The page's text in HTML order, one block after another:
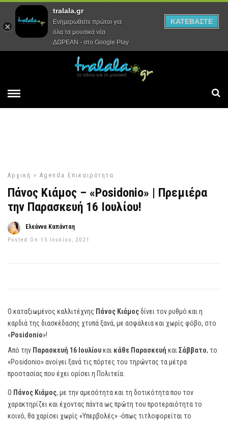
Αρχική Συνεντεύξεις Ρεπορτάζ
Αρχική » Agenda Επικαιρότητα
Πάνος Κιάμος – «Posidonio» | Πρεμιέρα
την Παρασκευή 16 Ιουλίου!
Ελεάννα Καπάνταη
Posted On 15 Ιουλίου, 2021
Ο καταξιωμένος καλλιτέχνης Πάνος Κιάμοςδίνει τον ρυθμό και η
καρδιά της διασκέδασης χτυπά ξανά, με ασφάλεια και χωρίς φόβο, στο
« Posidonio»!
Από την Παρασκευή 16 Ιουλίουκαι κάθε Παρασκευή και Σάββατο, το
«Posidonio» ανοίγει ξανά τις πόρτες του τηρώντας τα μέτρα
προστασίας που έχει ορίσει η Πολιτεία.
Ο Πάνος Κιάμος, με την αμεσότητα και τη δοτικότητα που τον
χαρακτηρίζει και έχοντας πάντα ως πρώτη του προτεραιότητα το
κοινό, θα χαρίσει χωρίς «Υπερβολές» -όπως τιτλοφορείται το
tralala.gr
Ενημερωθείτε πρώτοι για
όλα τα μουσικά νέα
ΔΩΡΕΑΝ - στο Google Play
ΚΑΤΕΒΑΣΤΕ